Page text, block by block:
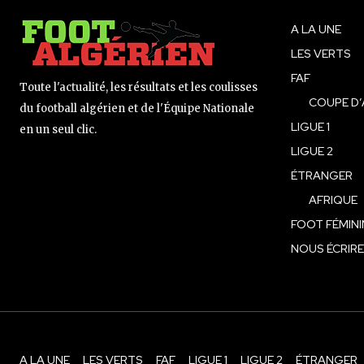
Toute l'actualité, les résultats et les coulisses
du football algérien et de l'Équipe Nationale
en un seul clic.
A LA UNE
LES VERTS
FAF
COUPE
LIGUE 1
LIGUE 2
ÉTRANGER
AFRIQUE
FOOT
NOUS ÉCRIRE
A LA UNE LES VERTS FAF LIGUE 1 LIGUE 2 ÉTRANGER